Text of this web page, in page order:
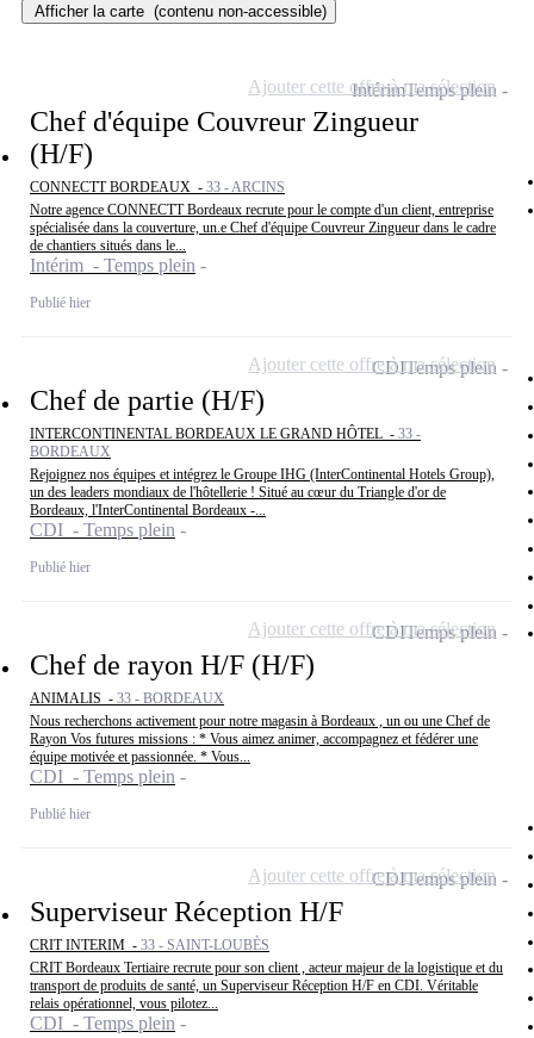
Afficher la carte (contenu non-accessible)
Chef d'équipe Couvreur Zingueur
(H/F)
CONNECTT BORDEAUX - 33 - ARCINS
Notre agence CONNECTT Bordeaux recrute pour le compte d'un client, entreprise
spécialisée dans la couverture, un.e Chef d'équipe Couvreur Zingueur dans le cadre
de chantiers situés dans le...
Intérim - Temps plein
Publié hier
IntérimTemps plein
Ajouter cette offre à ma sélection
Chef de partie (H/F)
INTERCONTINENTAL BORDEAUX LE GRAND HÔTEL - 33 -
BORDEAUX
Rejoignez nos équipes et intégrez le Groupe IHG (InterContinental Hotels Group),
un des leaders mondiaux de l'hôtellerie ! Situé au cœur du Triangle d'or de
Bordeaux, l'InterContinental Bordeaux -...
CDI - Temps plein
Publié hier
CDITemps plein
Ajouter cette offre à ma sélection
Chef de rayon H/F (H/F)
ANIMALIS - 33 - BORDEAUX
Nous recherchons activement pour notre magasin à Bordeaux , un ou une Chef de
Rayon Vos futures missions : * Vous aimez animer, accompagnez et fédérer une
équipe motivée et passionnée. * Vous...
CDI - Temps plein
Publié hier
CDITemps plein
Ajouter cette offre à ma sélection
Superviseur Réception H/F
CRIT INTERIM - 33 - SAINT-LOUBÈS
CRIT Bordeaux Tertiaire recrute pour son client , acteur majeur de la logistique et du
transport de produits de santé, un Superviseur Réception H/F en CDI. Véritable
relais opérationnel, vous pilotez...
CDI - Temps plein
CDITemps plein
Ajouter cette offre à ma sélection